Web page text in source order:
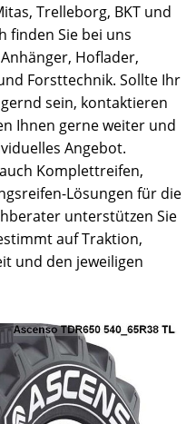
Trelleborg, BKT und
finden Sie bei uns
Hoflader,
Forsttechnik. Sollte Ihr
sein, kontaktieren
Ihnen gerne weiter und
Angebot.
Komplettreifen,
Lösungen für die
unterstützen Sie
auf Traktion,
und den jeweiligen